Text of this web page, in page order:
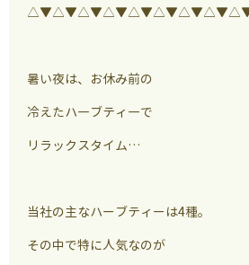
暑い夜は、お休み前の
冷えたハ―ブティ―で
リラックスタイム…
当社の主なハーブティーは4種。
その中で特に人気なのが